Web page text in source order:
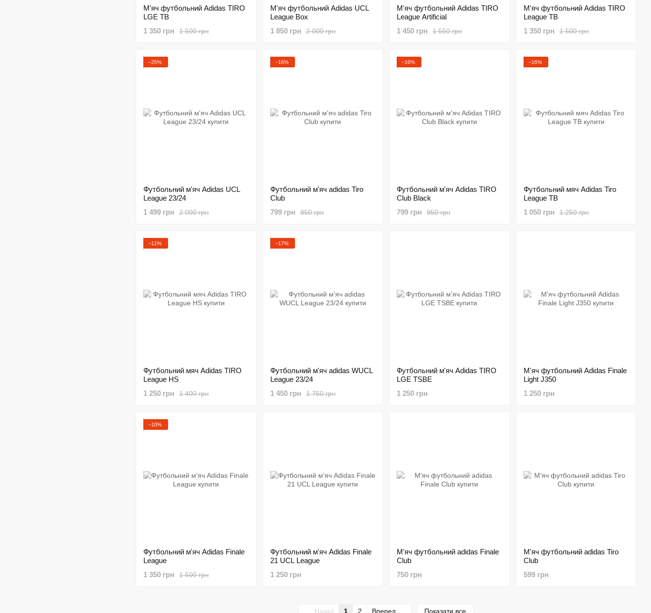
М'яч футбольний Adidas TIRO
LGE TB
1 500 грн
1 350 грн
М'яч футбольний Adidas UCL
League Box
2 000 грн
1 850 грн
М'яч футбольний Adidas TIRO
League Artificial
1 550 грн
1 450 грн
М'яч футбольний Adidas TIRO
League TB
1 500 грн
1 350 грн
−25%
Футбольний м'яч Adidas UCL
League 23/24
2 000 грн
1 499 грн
−16%
Футбольний м'яч adidas Tiro
Club
950 грн
799 грн
−16%
Футбольний м'яч Adidas TIRO
Club Black
950 грн
799 грн
−16%
Футбольний мяч Adidas Tiro
League TB
1 250 грн
1 050 грн
−11%
Футбольний мяч Adidas TIRO
League HS
1 400 грн
1 250 грн
−17%
Футбольний м'яч adidas WUCL
League 23/24
1 750 грн
1 450 грн
Футбольний м'яч Adidas TIRO
LGE TSBE
1 250 грн
М'яч футбольний Adidas Finale
Light J350
1 250 грн
−10%
Футбольний м'яч Adidas Finale
League
1 500 грн
1 350 грн
Футбольний м'яч Adidas Finale
21 UCL League
1 250 грн
М'яч футбольний adidas Finale
Club
750 грн
М'яч футбольний adidas Tiro
Club
599 грн
Назад 1 2 Вперед Показати все